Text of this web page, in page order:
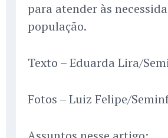
para atender às
população.
Texto – Eduarda Lira/
Fotos – Luiz Felipe/